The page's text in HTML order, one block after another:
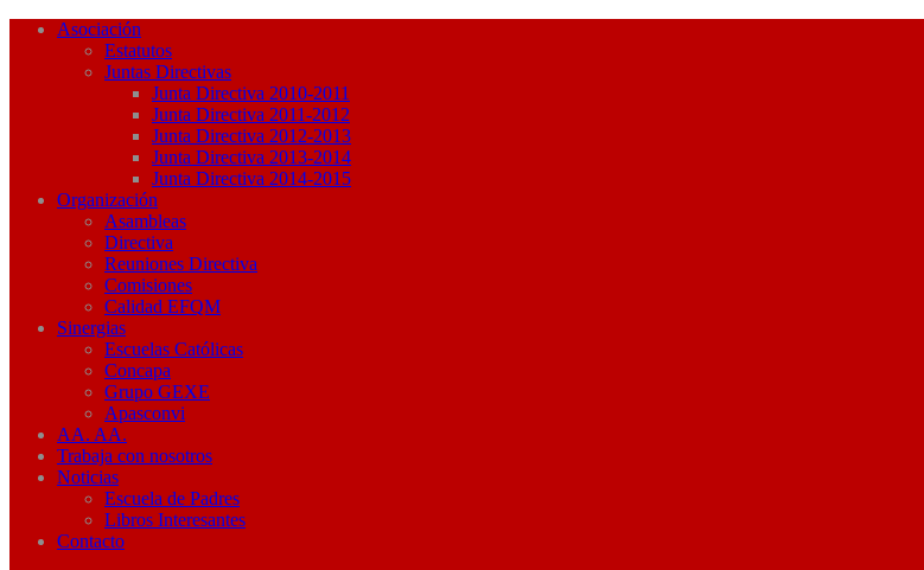
Asociación
Estatutos
Juntas Directivas
Junta Directiva 2010-2011
Junta Directiva 2011-2012
Junta Directiva 2012-2013
Junta Directiva 2013-2014
Junta Directiva 2014-2015
Organización
Asambleas
Directiva
Reuniones Directiva
Comisiones
Calidad EFQM
Sinergias
Escuelas Católicas
Concapa
Grupo GEXE
Apasconvi
AA. AA.
Trabaja con nosotros
Noticias
Escuela de Padres
Libros Interesantes
Contacto